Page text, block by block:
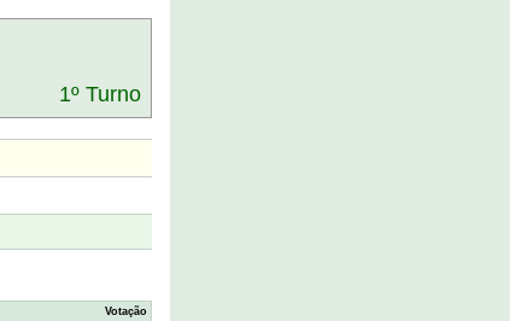
1º Turno
Votação